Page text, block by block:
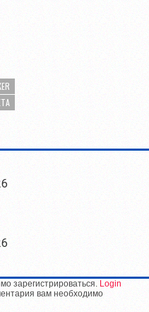
зарегистрироваться. Login
вам необходимо